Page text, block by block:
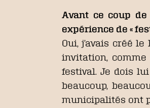
Avant ce coup de
expérience de «
Oui, j’avais créé
invitation, comme
festival. Je dois
beaucoup,
municipalités ont